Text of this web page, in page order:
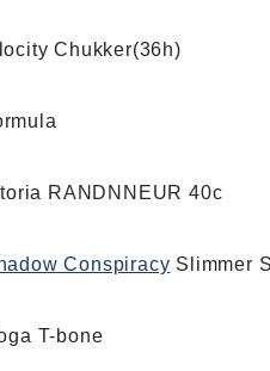
Chukker(36h)
RANDNNEUR 40c
Conspiracy Slimmer
T-bone